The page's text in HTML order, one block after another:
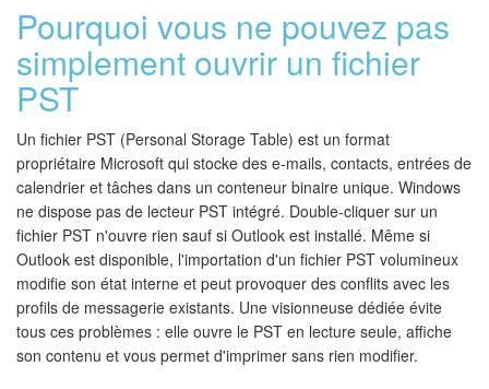
Pourquoi vous ne pouvez pas
simplement ouvrir un fichier
PST
Un fichier PST (Personal Storage Table) est un format
propriétaire Microsoft qui stocke des e-mails, contacts, entrées de
calendrier et tâches dans un conteneur binaire unique. Windows
ne dispose pas de lecteur PST intégré. Double-cliquer sur un
fichier PST n'ouvre rien sauf si Outlook est installé. Même si
Outlook est disponible, l'importation d'un fichier PST volumineux
modifie son état interne et peut provoquer des conflits avec les
profils de messagerie existants. Une visionneuse dédiée évite
tous ces problèmes : elle ouvre le PST en lecture seule, affiche
son contenu et vous permet d'imprimer sans rien modifier.